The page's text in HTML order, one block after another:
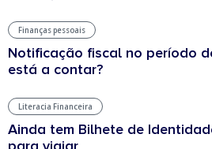
Finanças pessoais
Notificação fiscal no período
está a contar?
Literacia Financeira
Ainda tem Bilhete de
para viajar